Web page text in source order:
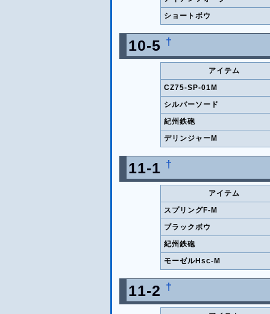
ショートボウ
10-5 †
アイテム
CZ75-SP-01M
シルバーソード
紀州鉄砲
デリンジャーM
11-1 †
アイテム
スプリングF-M
ブラックボウ
紀州鉄砲
モーゼルHsc-M
11-2 †